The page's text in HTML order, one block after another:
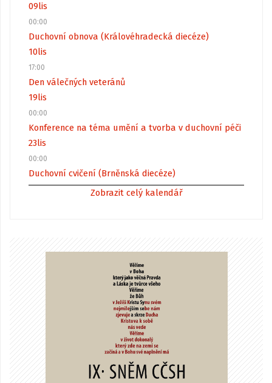
09lis
00:00
Duchovní obnova (Královéhradecká diecéze)
10lis
17:00
Den válečných veteránů
19lis
00:00
Konference na téma umění a tvorba v duchovní péči
23lis
00:00
Duchovní cvičení (Brněnská diecéze)
Zobrazit celý kalendář